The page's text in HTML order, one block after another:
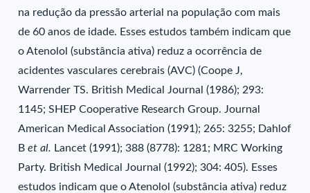
na redução da pressão arterial na população com mais
de 60 anos de idade. Esses estudos também indicam que
o Atenolol (substância ativa) reduz a ocorrência de
acidentes vasculares cerebrais (AVC) (Coope J,
Warrender TS. British Medical Journal (1986); 293:
1145; SHEP Cooperative Research Group. Journal
American Medical Association (1991); 265: 3255; Dahlof
B et al. Lancet (1991); 388 (8778): 1281; MRC Working
Party. British Medical Journal (1992); 304: 405). Esses
estudos indicam que o Atenolol (substância ativa) reduz